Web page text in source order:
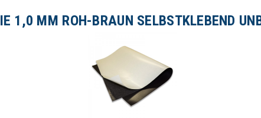
1,0 MM ROH-BRAUN SELBSTKLEBEND